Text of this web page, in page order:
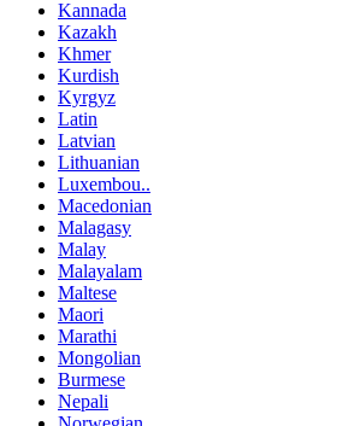
Kannada
Kazakh
Khmer
Kurdish
Kyrgyz
Latin
Latvian
Lithuanian
Luxembou..
Macedonian
Malagasy
Malay
Malayalam
Maltese
Maori
Marathi
Mongolian
Burmese
Nepali